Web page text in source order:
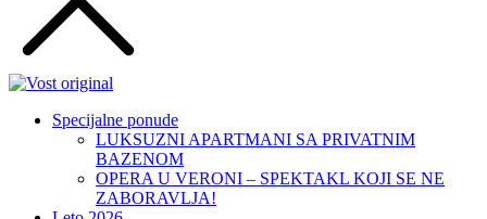
Specijalne ponude
LUKSUZNI APARTMANI SA PRIVATNIM
BAZENOM
OPERA U VERONI – SPEKTAKL KOJI SE NE
ZABORAVLJA!